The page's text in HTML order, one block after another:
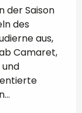
der Saison
des
aus,
Camaret,
und